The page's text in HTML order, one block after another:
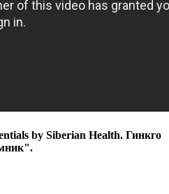
by Siberian Health. Гинкго